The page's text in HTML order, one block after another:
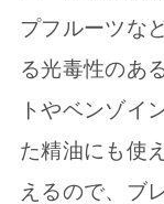
プフルーツな
る光毒性のあ
トやベンゾイ
た精油にも使
えるので、ブ